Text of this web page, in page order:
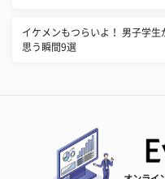
イケメンもつらいよ！ 男子学
思う瞬間9選